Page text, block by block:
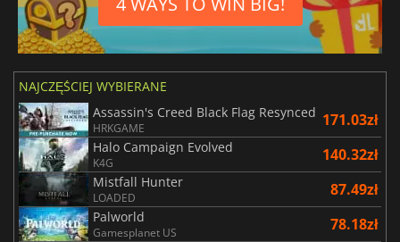
NAJCZĘŚCIEJ WYBIERANE
Assassin's Creed Black Flag Resynced
HRKGAME 171.03zł
Halo Campaign Evolved
K4G 140.32zł
Mistfall Hunter
LOADED 87.49zł
Palworld
Gamesplanet US 78.18zł